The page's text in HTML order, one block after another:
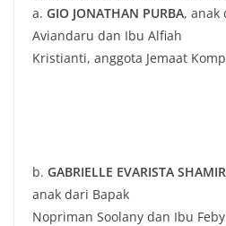
a. GIO JONATHAN PURBA, anak
Aviandaru dan Ibu Alfiah
Kristianti, anggota Jemaat
b. GABRIELLE EVARISTA
anak dari Bapak
Nopriman Soolany dan Ibu